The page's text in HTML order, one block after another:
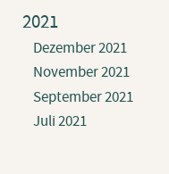
2021
Dezember 2021
November 2021
September 2021
Juli 2021